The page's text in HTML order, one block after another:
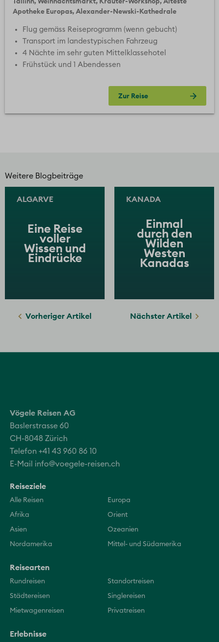
Apotheke Europas Alexander-Newski-Kathedrale
Flug gemäss Reiseprogramm (wenn gebucht)
Transport im landestypischen Fahrzeug
4 Nächte im sehr guten Mittelklassehotel
Frühstück und 1 Abendessen
Zur Reise
Weitere Blogbeiträge
ALGARVE
Eine Reise
voller
Wissen und
Eindrücke
Vorheriger Artikel
KANADA
Einmal
durch den
Wilden
Westen
Kanadas
Nächster Artikel
Vögele Reisen AG
Baslerstrasse 60
CH-8048 Zürich
Telefon +41 43 960 86 10
E-Mail info@voegele-reisen.ch
Reiseziele
Alle Reisen Europa
Afrika Orient
Asien Ozeanien
Nordamerika Mittel- und Südamerika
Reisearten
Rundreisen Standortreisen
Städtereisen Singlereisen
Mietwagenreisen Privatreisen
Erlebnisse